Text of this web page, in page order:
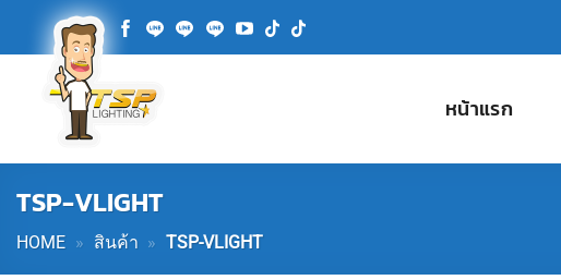
หน้าแรก
TSP-VLIGHT
HOME » สินค้า » TSP-VLIGHT